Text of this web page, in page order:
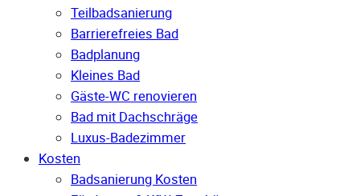
Teilbadsanierung
Barrierefreies Bad
Badplanung
Kleines Bad
Gäste-WC renovieren
Bad mit Dachschräge
Luxus-Badezimmer
Kosten
Badsanierung Kosten